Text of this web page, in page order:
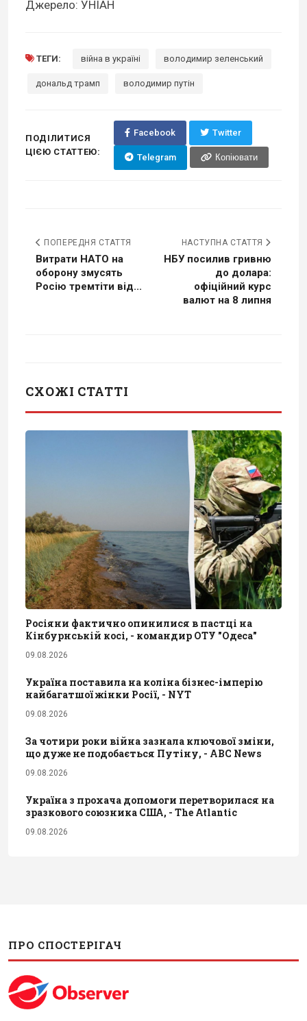
Джерело: УНІАН
ТЕГИ: війна в україні володимир зеленський
дональд трамп володимир путін
ПОДІЛИТИСЯ
ЦІЄЮ СТАТТЕЮ:
Facebook Twitter
Telegram Копіювати
ПОПЕРЕДНЯ СТАТТЯ
Витрати НАТО на
оборону змусять
Росію тремтіти від...
НАСТУПНА СТАТТЯ
НБУ посилив гривню
до долара:
офіційний курс
валют на 8 липня
СХОЖІ СТАТТІ
Росіяни фактично опинилися в пастці на
Кінбурнській косі, - командир ОТУ "Одеса"
09.08.2026
Україна поставила на коліна бізнес-імперію
найбагатшої жінки Росії, - NYT
09.08.2026
За чотири роки війна зазнала ключової зміни,
що дуже не подобається Путіну, - ABC News
09.08.2026
Україна з прохача допомоги перетворилася на
зразкового союзника США, - The Atlantic
09.08.2026
ПРО СПОСТЕРІГАЧ